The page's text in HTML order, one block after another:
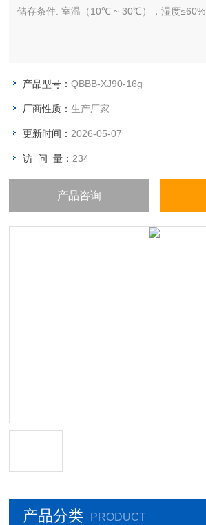
储存条件: 室温（10℃ ~ 30℃），湿度≤60%
产品型号：QBBB-XJ90-16g
厂商性质：生产厂家
更新时间： 2026-05-07
访 问 量： 234
产品咨询
产品分类 PRODUCT